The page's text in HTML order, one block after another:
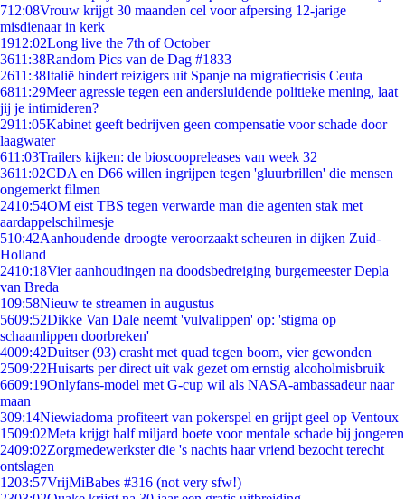
712:08Vrouw krijgt 30 maanden cel voor afpersing 12-jarige
misdienaar in kerk
1912:02Long live the 7th of October
3611:38Random Pics van de Dag #1833
2611:38Italië hindert reizigers uit Spanje na migratiecrisis Ceuta
6811:29Meer agressie tegen een andersluidende politieke mening, laat
jij je intimideren?
2911:05Kabinet geeft bedrijven geen compensatie voor schade door
laagwater
611:03Trailers kijken: de bioscoopreleases van week 32
3611:02CDA en D66 willen ingrijpen tegen 'gluurbrillen' die mensen
ongemerkt filmen
2410:54OM eist TBS tegen verwarde man die agenten stak met
aardappelschilmesje
510:42Aanhoudende droogte veroorzaakt scheuren in dijken Zuid-
Holland
2410:18Vier aanhoudingen na doodsbedreiging burgemeester Depla
van Breda
109:58Nieuw te streamen in augustus
5609:52Dikke Van Dale neemt 'vulvalippen' op: 'stigma op
schaamlippen doorbreken'
4009:42Duitser (93) crasht met quad tegen boom, vier gewonden
2509:22Huisarts per direct uit vak gezet om ernstig alcoholmisbruik
6609:19Onlyfans-model met G-cup wil als NASA-ambassadeur naar
maan
309:14Niewiadoma profiteert van pokerspel en grijpt geel op Ventoux
1509:02Meta krijgt half miljard boete voor mentale schade bij jongeren
2409:02Zorgmedewerkster die 's nachts haar vriend bezocht terecht
ontslagen
1203:57VrijMiBabes #316 (not very sfw!)